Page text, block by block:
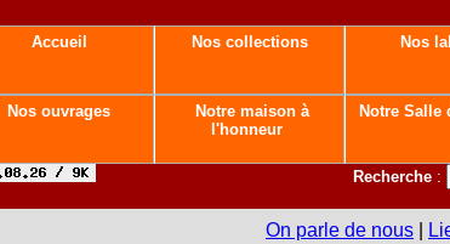
Accueil Nos collections Nos
Nos ouvrages
Notre maison à
l'honneur
Notre Salle
Recherche :
On parle de nous